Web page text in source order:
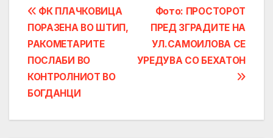
Post
navigation
Фото: ПРОСТОРОТ
ПРЕД ЗГРАДИТЕ НА
УЛ.САМОИЛОВА СЕ
УРЕДУВА СО БЕХАТОН
ФК ПЛАЧКОВИЦА
ПОРАЗЕНА ВО ШТИП,
РАКОМЕТАРИТЕ
ПОСЛАБИ ВО
КОНТРОЛНИОТ ВО
БОГДАНЦИ